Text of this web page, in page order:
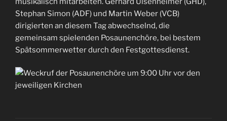
Stephan Simon (ADF) und Martin Weber (VCB)
dirigierten an diesem Tag abwechselnd, die
gemeinsam spielenden Posaunenchöre, bei bestem
Spätsommerwetter durch den Festgottesdienst.